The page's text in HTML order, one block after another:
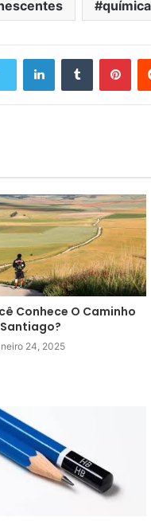
Conhece O Caminho
24, 2025